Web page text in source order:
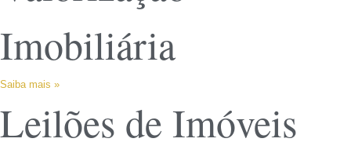
Imobiliária
Saiba mais »
Leilões de Imóveis